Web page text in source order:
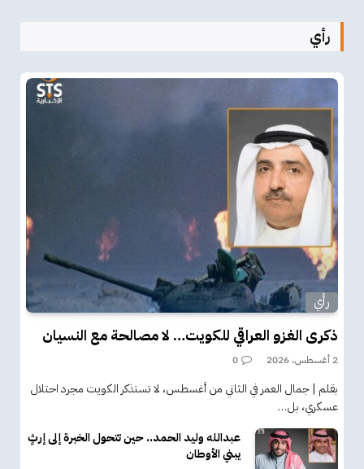
رأي
رأي
ذكرى الغزو العراقي للكويت… لا مصالحة مع النسيان
2 أغسطس، 2026 0
بقلم | جمال العمر في الثاني من أغسطس، لا تستذكر الكويت مجرد احتلال
عسكري، بل…
عبدالله وليد الحمد.. حين تتحول الخبرة إلى إرثٍ
يبني الأوطان